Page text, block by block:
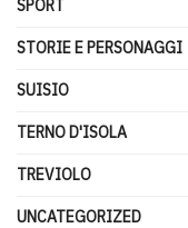
SPORT
STORIE E PERSONAGGI
SUISIO
TERNO D'ISOLA
TREVIOLO
UNCATEGORIZED